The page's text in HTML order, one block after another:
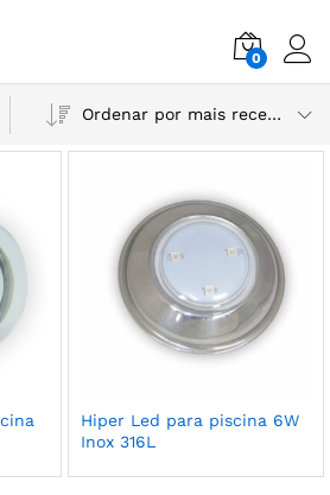
0
Ordenar por mais recente
Hiper Led para piscina 6W
Inox 316L